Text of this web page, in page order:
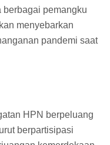
berbagai pemangku
menyebarkan
pandemi saat
HPN berpeluang
berpartisipasi